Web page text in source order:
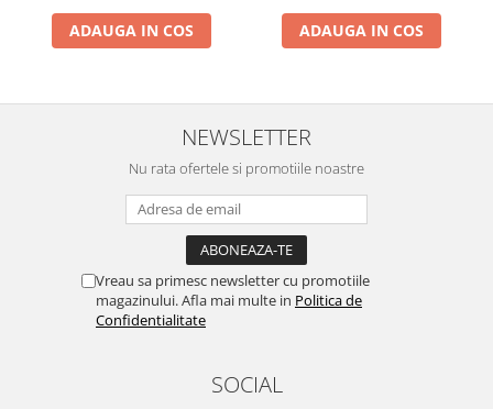
ADAUGA IN COS ADAUGA IN COS
NEWSLETTER
Nu rata ofertele si promotiile noastre
Vreau sa primesc newsletter cu promotiile
magazinului. Afla mai multe in Politica de
Confidentialitate
SOCIAL